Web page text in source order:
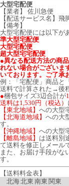
大型宅配便
【業者】 佐川急便
【配送サービス名】
【備考】
大型宅配便には以下が
準大型宅配便
大型宅配便
超大型宅宅配便
●異なる配送方法の商
れない場合がございま
いております。ご了承
例：「宅配便」商品と
送料で計算された→後
●梱包サイズ3辺合計が
送料は1,530円（税込）
【東北地域】 への大型
【北海道地域】 への大
す。
【沖縄地域】 への大型
【離島地域】 は送料別
て送料を修正しメール
また、お届け手段がな
す。
【送料料金表】
北海北東 南東 関東